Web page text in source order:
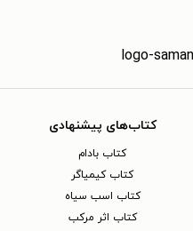
کتاب‌های پیشنهادی
کتاب بادام
کتاب کیمیاگر
کتاب اسب سیاه
کتاب اثر مرکب